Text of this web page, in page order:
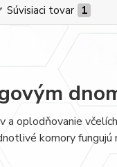
Súvisiaci tovar 1
a oplodňovanie
komory